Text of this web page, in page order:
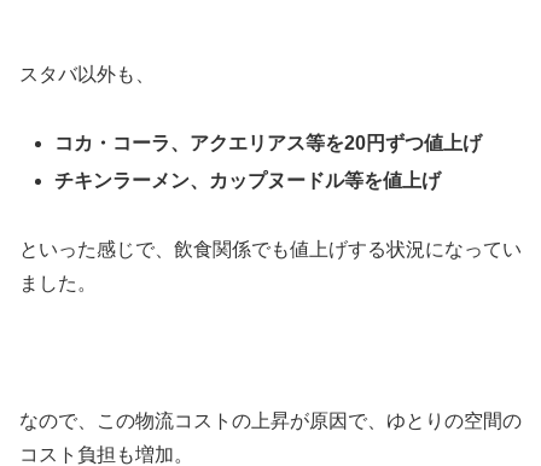
スタバ以外も、
コカ・コーラ、アクエリアス等を20円ずつ値上げ
チキンラーメン、カップヌードル等を値上げ
といった感じで、飲食関係でも値上げする状況になってい
ました。
なので、この物流コストの上昇が原因で、ゆとりの空間の
コスト負担も増加。